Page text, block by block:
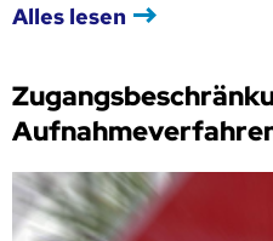
Alles lesen